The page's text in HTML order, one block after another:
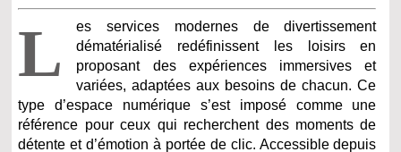
L
es services modernes de divertissement
dématérialisé redéfinissent les loisirs en
proposant des expériences immersives et
variées, adaptées aux besoins de chacun. Ce
type d’espace numérique s’est imposé comme une
référence pour ceux qui recherchent des moments de
détente et d’émotion à portée de clic. Accessible depuis